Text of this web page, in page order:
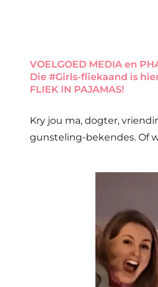
VOELGOED MEDIA en
Die #Girls-fliekaand is
FLIEK IN PAJAMAS!
Kry jou ma, dogter,
gunsteling-bekendes. Of